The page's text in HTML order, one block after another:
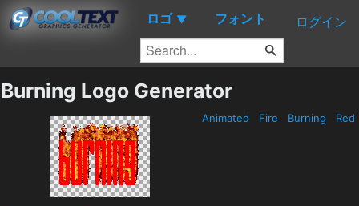
ロゴ ▼ フォント ログイン
Burning Logo Generator
Animated Fire Burning Red